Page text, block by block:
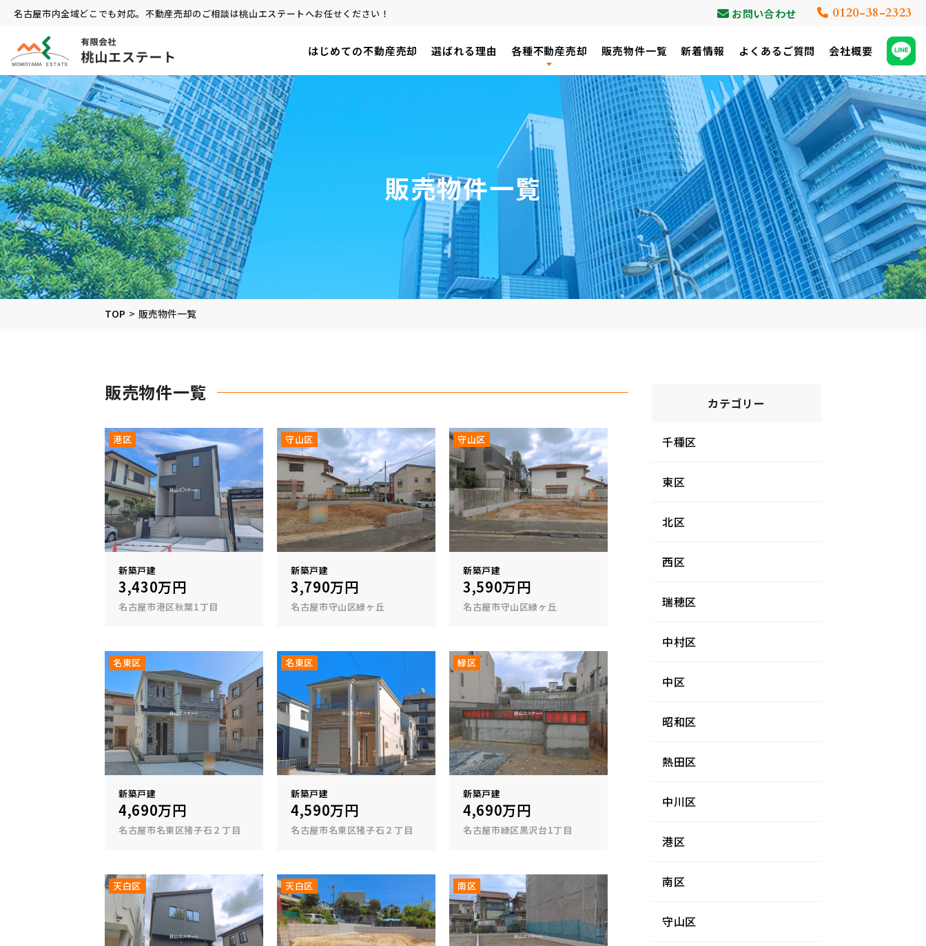
名古屋市内全域どこでも対応。不動産売却のご相談は桃山エステートへお任せください！ お問い合わせ 0120-38-2323
有限会社 桃山エステート
はじめての不動産売却 選ばれる理由 各種不動産売却 販売物件一覧 新着情報 よくあるご質問 会社概要
販売物件一覧
TOP 販売物件一覧
販売物件一覧
港区
新築戸建
3,430万円
名古屋市港区秋葉1丁目
守山区
新築戸建
3,790万円
名古屋市守山区緑ヶ丘
守山区
新築戸建
3,590万円
名古屋市守山区緑ヶ丘
名東区
新築戸建
4,690万円
名古屋市名東区猪子石２丁目
名東区
新築戸建
4,590万円
名古屋市名東区猪子石２丁目
緑区
新築戸建
4,690万円
名古屋市緑区黒沢台1丁目
天白区 天白区 南区
カテゴリー
千種区
東区
北区
西区
瑞穂区
中村区
中区
昭和区
熱田区
中川区
港区
南区
守山区